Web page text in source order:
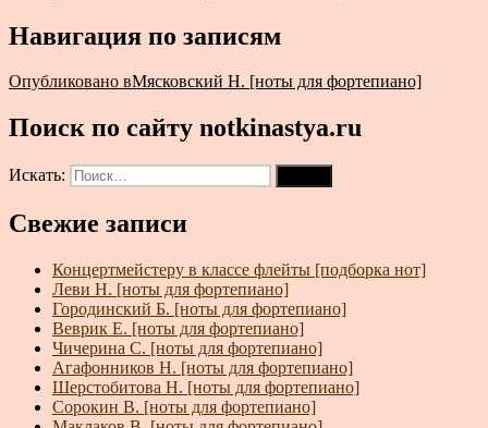
Навигация по записям
Опубликовано вМясковский Н. [ноты для фортепиано]
Поиск по сайту notkinastya.ru
Искать:
Свежие записи
Концертмейстеру в классе флейты [подборка нот]
Леви Н. [ноты для фортепиано]
Городинский Б. [ноты для фортепиано]
Веврик Е. [ноты для фортепиано]
Чичерина С. [ноты для фортепиано]
Агафонников Н. [ноты для фортепиано]
Шерстобитова Н. [ноты для фортепиано]
Сорокин В. [ноты для фортепиано]